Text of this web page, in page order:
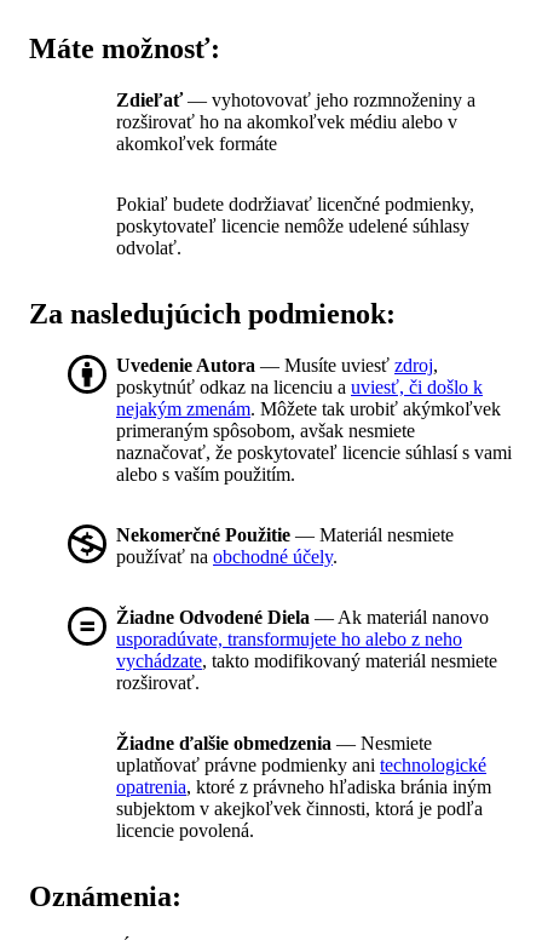
Máte možnosť:
Zdieľať— vyhotovovať jeho rozmnoženiny a
rozširovať ho na akomkoľvek médiu alebo v
akomkoľvek formáte
Pokiaľ budete dodržiavať licenčné podmienky,
poskytovateľ licencie nemôže udelené súhlasy
odvolať.
Za nasledujúcich podmienok:
Uvedenie Autora — Musíte uviesť zdroj,
poskytnúť odkaz na licenciu a uviesť, či došlo k
nejakým zmenám. Môžete tak urobiť akýmkoľvek
primeraným spôsobom, avšak nesmiete
naznačovať, že poskytovateľ licencie súhlasí s vami
alebo s vaším použitím.
Nekomerčné Použitie — Materiál nesmiete
používať na obchodné účely.
Žiadne Odvodené Diela — Ak materiál nanovo
usporadúvate, transformujete ho alebo z neho
vychádzate, takto modifikovaný materiál nesmiete
rozširovať.
Žiadne ďalšie obmedzenia — Nesmiete
uplatňovať právne podmienky ani technologické
opatrenia, ktoré z právneho hľadiska bránia iným
subjektom v akejkoľvek činnosti, ktorá je podľa
licencie povolená.
Oznámenia: